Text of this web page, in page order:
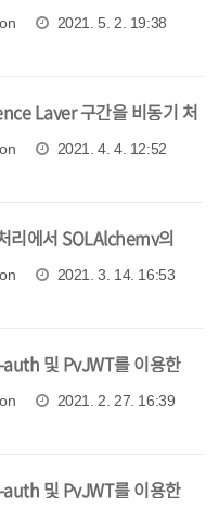
2021. 5. 2. 19:38
Layer 구간을 비동기 처
2021. 4. 4. 12:52
리에서 SQLAlchemy의
가 되는 이유2021. 3. 14. 16:53
및 PyJWT를 이용한
2021. 2. 27. 16:39
및 PyJWT를 이용한